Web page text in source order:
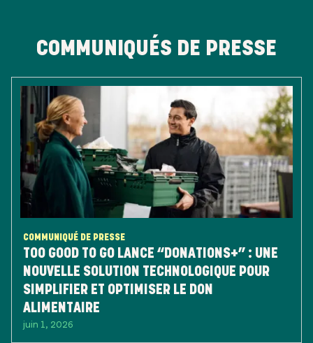
COMMUNIQUÉS DE PRESSE
COMMUNIQUÉ DE PRESSE
TOO GOOD TO GO LANCE “DONATIONS+” : UNE
NOUVELLE SOLUTION TECHNOLOGIQUE POUR
SIMPLIFIER ET OPTIMISER LE DON
ALIMENTAIRE
juin 1, 2026